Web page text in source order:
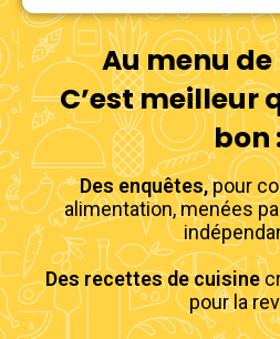
Au menu
C’est meilleur
bon
Des enquêtes,pour
alimentation, menées
Des recettes de cuisine
pour la